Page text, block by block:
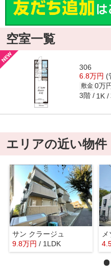
空室一覧
306
6.8万円 (
敷金 0万
3階 1K
エリアの近い物件
サン クラージュ
9.8万円 / 1LDK